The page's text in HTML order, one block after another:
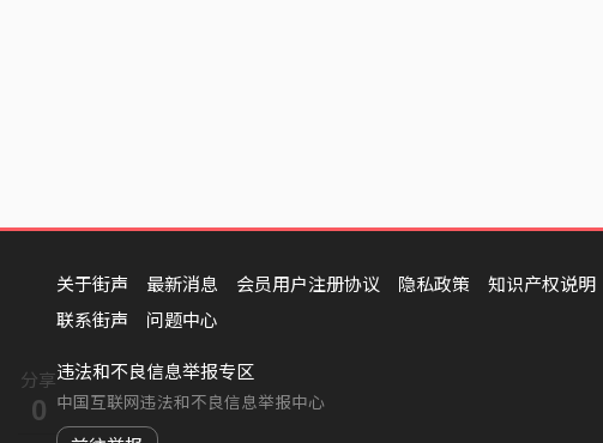
分享
0
关于街声 最新消息 会员用户注册协议 隐私政策 知识产权说明
联系街声
问题中心
违法和不良信息举报专区
中国互联网违法和不良信息举报中心